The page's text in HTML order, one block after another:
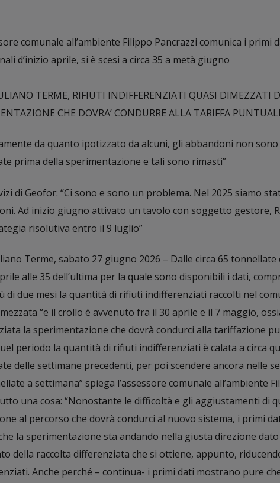
comunale all’ambiente Filippo Pancrazzi comunica i primi
d’inizio aprile, si è scesi a circa 35 a metà giugno
TERME, RIFIUTI INDIFFERENZIATI QUASI DIMEZZATI
CHE DOVRA’ CONDURRE ALLA TARIFFA
da quanto ipotizzato da alcuni, gli abbandoni non
prima della sperimentazione e tali sono rimasti”
di Geofor: ‘’Ci sono e sono un problema. Nel 2025 siamo
Ad inizio giugno attivato un tavolo con soggetto gestore,
risolutiva entro il 9 luglio”
Terme, sabato 27 giugno 2026 – Dalle circa 65
alle 35 dell’ultima per la quale sono disponibili i dati,
di due mesi la quantità di rifiuti indifferenziati raccolti nel
“e il crollo è avvenuto fra il 30 aprile e il 7 maggio,
la sperimentazione che dovrà condurci alla tariffazione
periodo la quantità di rifiuti indifferenziati è calata a circa
delle settimane precedenti, per poi scendere ancora nelle
a settimana” spiega l’assessore comunale all’ambiente
una cosa: “Nonostante le difficoltà e gli aggiustamenti di
al percorso che dovrà condurci al nuovo sistema, i primi
la sperimentazione sta andando nella giusta direzione
della raccolta differenziata che si ottiene, appunto,
Anche perché – continua- i primi dati mostrano pure